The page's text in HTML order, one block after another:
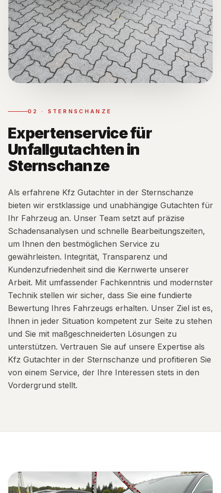
02 · STERNSCHANZE
Expertenservice für
Unfallgutachten in
Sternschanze
Als erfahrene Kfz Gutachter in der Sternschanze
bieten wir erstklassige und unabhängige Gutachten für
Ihr Fahrzeug an. Unser Team setzt auf präzise
Schadensanalysen und schnelle Bearbeitungszeiten,
um Ihnen den bestmöglichen Service zu
gewährleisten. Integrität, Transparenz und
Kundenzufriedenheit sind die Kernwerte unserer
Arbeit. Mit umfassender Fachkenntnis und modernster
Technik stellen wir sicher, dass Sie eine fundierte
Bewertung Ihres Fahrzeugs erhalten. Unser Ziel ist es,
Ihnen in jeder Situation kompetent zur Seite zu stehen
und Sie mit maßgeschneiderten Lösungen zu
unterstützen. Vertrauen Sie auf unsere Expertise als
Kfz Gutachter in der Sternschanze und profitieren Sie
von einem Service, der Ihre Interessen stets in den
Vordergrund stellt.